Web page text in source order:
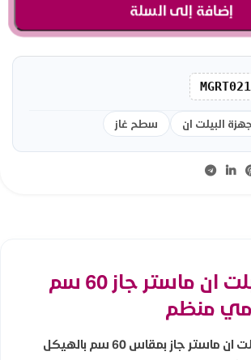
إضافة إلى السلة
البيلت ان سطح غاز
سطح غاز بلت ان ماستر جاز 60 سم
منظم
يتميز سطح غاز بلت ان ماستر جاز بمقاس 60 سم بالهيكل